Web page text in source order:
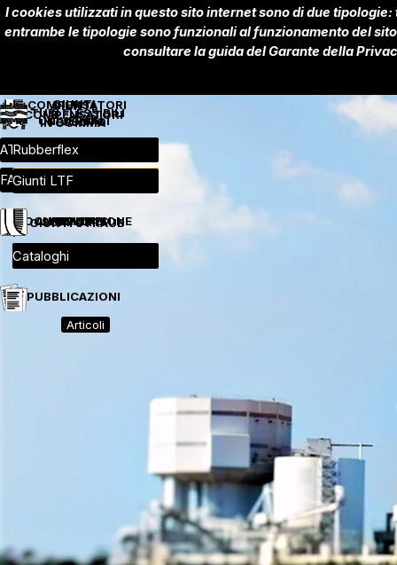
I cookies utilizzati in questo sito internet sono di due
entrambe le tipologie sono funzionali al funzionamento del
consultare la guida del Garante della
Vai ai contenuti
GIUNTI
UNIVERSALI
COMPENSATORI
TESSUTO
GIUNTI
IN GOMMA
TUBI FLESSIBILI
COMPENSATORI
METALLICI
Salta menù
Metallici
▼
Hydraoil
Salta menù
ATL - ATR
▼
FAN
Salta menù
Metallici
▼
Gomma
Salta menù
Rubberflex ▼
Salta menù
Universali ▼
Giunti LTF
RULLI
ANTISISMICI
DOCUMENTAZIONE
SUPPORTI
GIUNTI STRAUB
STRAUB Metal-Grip
Supporti elastici
Rulli
Antisismici
Cataloghi
PUBBLICAZIONI
Articoli